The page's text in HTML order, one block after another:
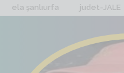
ela şanlıurfa judet-JALE